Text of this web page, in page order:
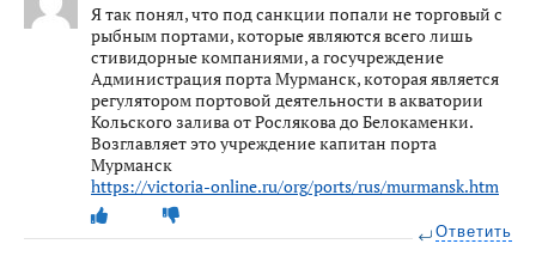
Я так понял, что под санкции попали не торговый с
рыбным портами, которые являются всего лишь
стивидорные компаниями, а госучреждение
Администрация порта Мурманск, которая является
регулятором портовой деятельности в акватории
Кольского залива от Рослякова до Белокаменки.
Возглавляет это учреждение капитан порта
Мурманск
https://victoria-online.ru/org/ports/rus/murmansk.htm
Ответить